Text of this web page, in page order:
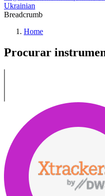
Ukrainian
Breadcrumb
Home
Procurar